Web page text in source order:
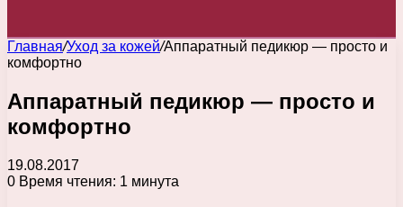
Главная/Уход за кожей/Аппаратный педикюр — просто и
комфортно
Аппаратный педикюр — просто и
комфортно
19.08.2017
0 Время чтения: 1 минута